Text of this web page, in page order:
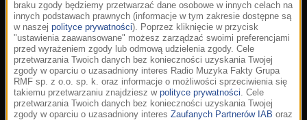
braku zgody będziemy przetwarzać dane osobowe w innych celach na
innych podstawach prawnych (informacje w tym zakresie dostępne są
w naszej polityce prywatności). Poprzez kliknięcie w przycisk
"ustawienia zaawansowane" możesz zarządzać swoimi preferencjami
przed wyrażeniem zgody lub odmową udzielenia zgody. Cele
przetwarzania Twoich danych bez konieczności uzyskania Twojej
zgody w oparciu o uzasadniony interes Radio Muzyka Fakty Grupa
RMF sp. z o.o. sp. k. oraz informacje o możliwości sprzeciwienia się
takiemu przetwarzaniu znajdziesz w polityce prywatności. Cele
przetwarzania Twoich danych bez konieczności uzyskania Twojej
zgody w oparciu o uzasadniony interes Zaufanych Partnerów IAB oraz